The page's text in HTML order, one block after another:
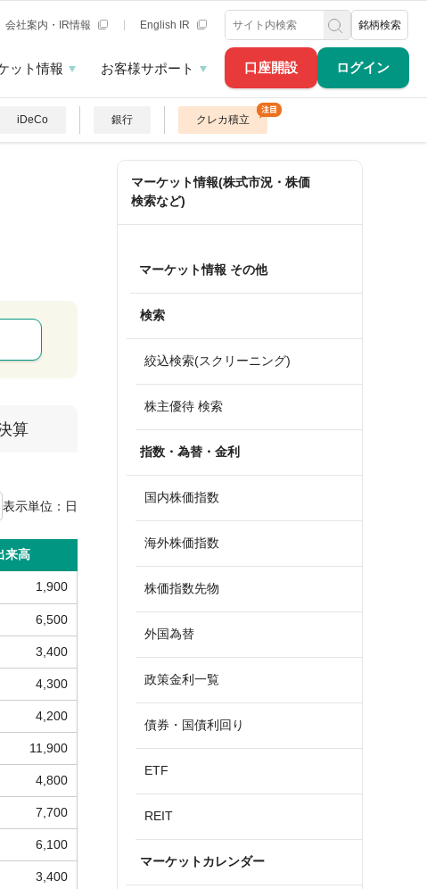
口座開設 ログイン
会社案内・IR情報 English IR 銘柄検索
ット情報 お客様サポート
iDeCo 銀行 クレカ積立
算
表示単位： 日
来高
1,900
6,500
3,400
4,300
4,200
11,900
4,800
7,700
6,100
3,400
マーケット情報(株式市況・株価
検索など)
マーケット情報 その他
検索
絞込検索(スクリーニング)
株主優待 検索
指数・為替・金利
国内株価指数
海外株価指数
株価指数先物
外国為替
政策金利一覧
債券・国債利回り
ETF
REIT
マーケットカレンダー